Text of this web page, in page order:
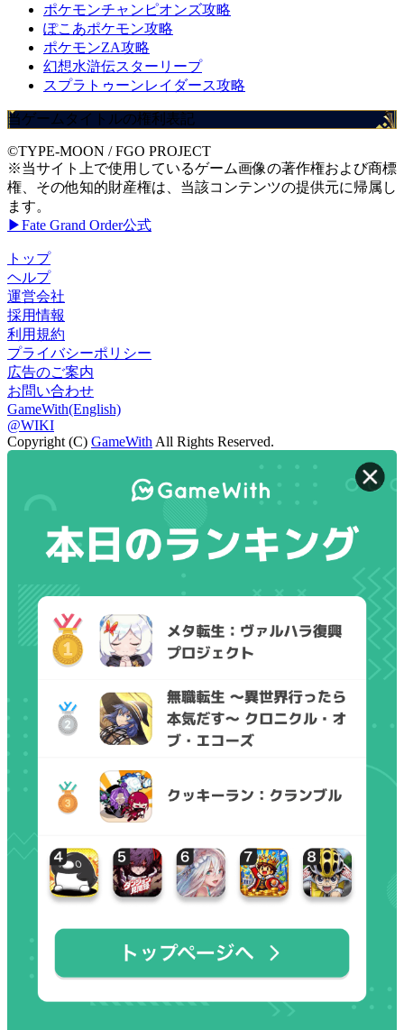
ポケモンチャンピオンズ攻略
ぽこあポケモン攻略
ポケモンZA攻略
幻想水滸伝スターリープ
スプラトゥーンレイダース攻略
当ゲームタイトルの権利表記
©TYPE-MOON / FGO PROJECT
※当サイト上で使用しているゲーム画像の著作権および商標
権、その他知的財産権は、当該コンテンツの提供元に帰属し
ます。
▶Fate Grand Order公式
トップ
ヘルプ
運営会社
採用情報
利用規約
プライバシーポリシー
広告のご案内
お問い合わせ
GameWith(English)
@WIKI
Copyright (C) GameWith All Rights Reserved.